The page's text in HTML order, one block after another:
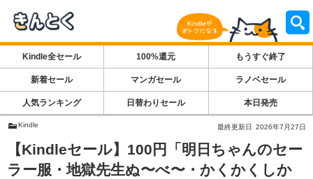
Kindle全セール 100%還元 もうすぐ終了
新着セール マンガセール ラノベセール
人気ランキング 日替わりセール 本日発売
Kindle 最終更新日 2026年7月27日
【Kindleセール】100円「明日ちゃんのセー
ラー服・地獄先生ぬ〜べ〜・かくかくしか